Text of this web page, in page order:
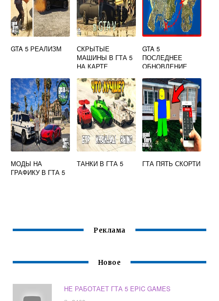
GTA 5 РЕАЛИЗМ
СКРЫТЫЕ
МАШИНЫ В ГТА 5
НА КАРТЕ
GTA 5
ПОСЛЕДНЕЕ
ОБНОВЛЕНИЕ
МОДЫ НА
ГРАФИКУ В ГТА 5
ТАНКИ В ГТА 5 ГТА ПЯТЬ СКОРТИ
Реклама
Новое
НЕ РАБОТАЕТ ГТА 5 EPIC GAMES